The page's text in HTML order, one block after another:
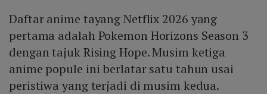
Daftar anime tayang Netflix 2026 yang
pertama adalah Pokemon Horizons Season 3
dengan tajuk Rising Hope. Musim ketiga
anime popule ini berlatar satu tahun usai
peristiwa yang terjadi di musim kedua.